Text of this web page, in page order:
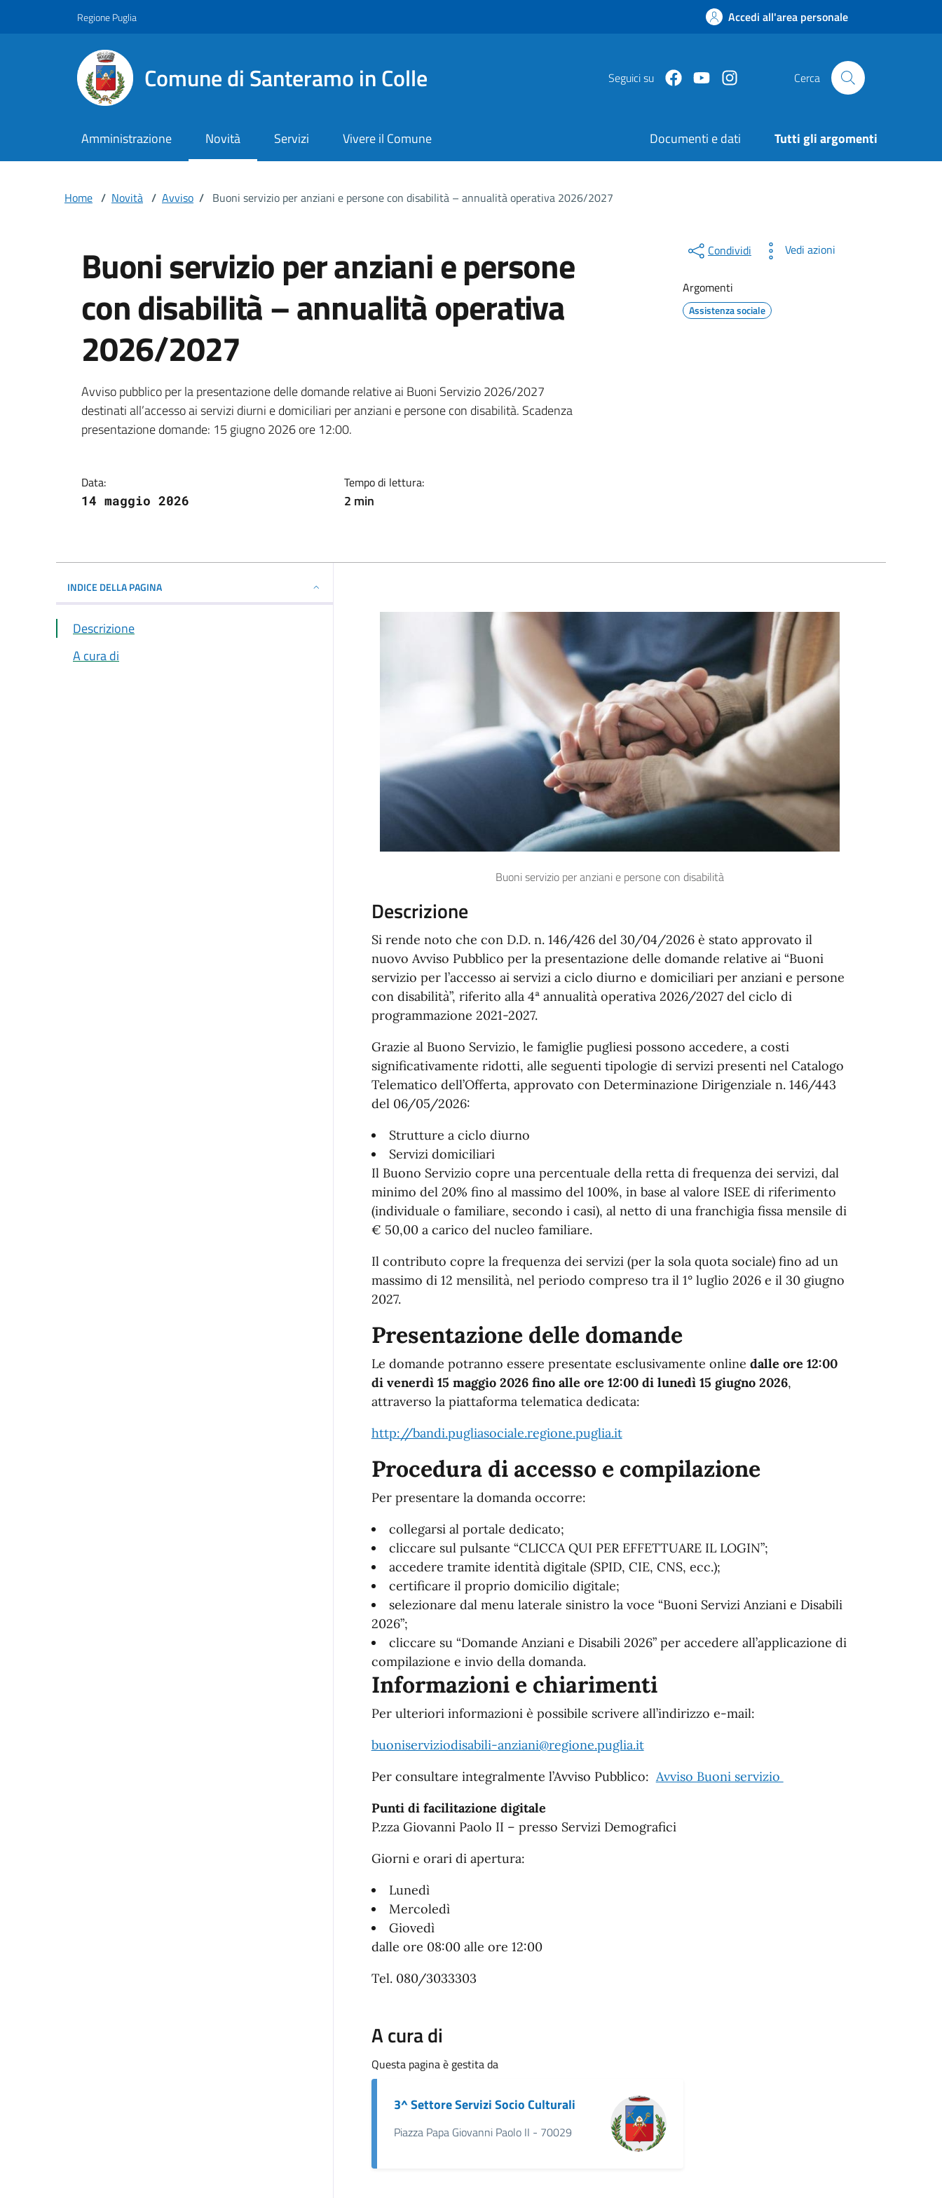
Regione Puglia Accedi all'area personale
Comune di Santeramo in Colle Seguici su FacebookYoutubeInstagram Cerca
Amministrazione Novità Servizi Vivere il Comune Documenti e dati Tutti gli argomenti
Home / Novità / Avviso / Buoni servizio per anziani e persone con disabilità – annualità operativa 2026/2027
Buoni servizio per anziani e persone
con disabilità – annualità operativa
2026/2027
Dettagli della notizia
Avviso pubblico per la presentazione delle domande relative ai Buoni Servizio 2026/2027
destinati all’accesso ai servizi diurni e domiciliari per anziani e persone con disabilità. Scadenza
presentazione domande: 15 giugno 2026 ore 12:00.
Data:
14 maggio 2026
Tempo di lettura:
2 min
Condividi Vedi azioni
Argomenti
Assistenza sociale
INDICE DELLA PAGINA
Descrizione
A cura di
Buoni servizio per anziani e persone con disabilità
Descrizione
Si rende noto che con D.D. n. 146/426 del 30/04/2026 è stato approvato il
nuovo Avviso Pubblico per la presentazione delle domande relative ai “Buoni
servizio per l’accesso ai servizi a ciclo diurno e domiciliari per anziani e persone
con disabilità”, riferito alla 4ª annualità operativa 2026/2027 del ciclo di
programmazione 2021-2027.
Grazie al Buono Servizio, le famiglie pugliesi possono accedere, a costi
significativamente ridotti, alle seguenti tipologie di servizi presenti nel Catalogo
Telematico dell’Offerta, approvato con Determinazione Dirigenziale n. 146/443
del 06/05/2026:
Strutture a ciclo diurno
Servizi domiciliari
Il Buono Servizio copre una percentuale della retta di frequenza dei servizi, dal
minimo del 20% fino al massimo del 100%, in base al valore ISEE di riferimento
(individuale o familiare, secondo i casi), al netto di una franchigia fissa mensile di
€ 50,00 a carico del nucleo familiare.
Il contributo copre la frequenza dei servizi (per la sola quota sociale) fino ad un
massimo di 12 mensilità, nel periodo compreso tra il 1° luglio 2026 e il 30 giugno
2027.
Presentazione delle domande
Le domande potranno essere presentate esclusivamente online dalle ore 12:00
di venerdì 15 maggio 2026 fino alle ore 12:00 di lunedì 15 giugno 2026,
attraverso la piattaforma telematica dedicata:
http://bandi.pugliasociale.regione.puglia.it
Procedura di accesso e compilazione
Per presentare la domanda occorre:
collegarsi al portale dedicato;
cliccare sul pulsante “CLICCA QUI PER EFFETTUARE IL LOGIN”;
accedere tramite identità digitale (SPID, CIE, CNS, ecc.);
certificare il proprio domicilio digitale;
selezionare dal menu laterale sinistro la voce “Buoni Servizi Anziani e Disabili
2026”;
cliccare su “Domande Anziani e Disabili 2026” per accedere all’applicazione di
compilazione e invio della domanda.
Informazioni e chiarimenti
Per ulteriori informazioni è possibile scrivere all’indirizzo e-mail:
buoniserviziodisabili-anziani@regione.puglia.it
Per consultare integralmente l’Avviso Pubblico: Avviso Buoni servizio
Punti di facilitazione digitale
P.zza Giovanni Paolo II – presso Servizi Demografici
Giorni e orari di apertura:
Lunedì
Mercoledì
Giovedì
dalle ore 08:00 alle ore 12:00
Tel. 080/3033303
A cura di
Questa pagina è gestita da
3^ Settore Servizi Socio Culturali
Piazza Papa Giovanni Paolo II - 70029